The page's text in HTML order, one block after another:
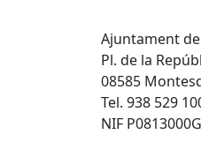
Ajuntament
Pl. de la
08585
Tel. 938 529
NIF P0813000G